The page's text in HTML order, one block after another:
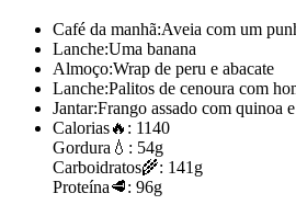
Café da manhã:Aveia com um
Lanche:Uma banana
Almoço:Wrap de peru e abacate
Lanche:Palitos de cenoura com
Jantar:Frango assado com quinoa
Calorias🔥: 1140
Gordura 💧: 54g
Carboidratos🌾: 141g
Proteína🥩: 96g